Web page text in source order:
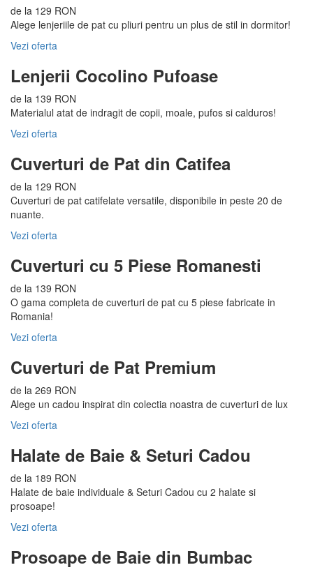
de la 129 RON
Alege lenjeriile de pat cu pliuri pentru un plus de stil in dormitor!
Vezi oferta
Lenjerii Cocolino Pufoase
de la 139 RON
Materialul atat de indragit de copii, moale, pufos si calduros!
Vezi oferta
Cuverturi de Pat din Catifea
de la 129 RON
Cuverturi de pat catifelate versatile, disponibile in peste 20 de
nuante.
Vezi oferta
Cuverturi cu 5 Piese Romanesti
de la 139 RON
O gama completa de cuverturi de pat cu 5 piese fabricate in
Romania!
Vezi oferta
Cuverturi de Pat Premium
de la 269 RON
Alege un cadou inspirat din colectia noastra de cuverturi de lux
Vezi oferta
Halate de Baie & Seturi Cadou
de la 189 RON
Halate de baie individuale & Seturi Cadou cu 2 halate si
prosoape!
Vezi oferta
Prosoape de Baie din Bumbac